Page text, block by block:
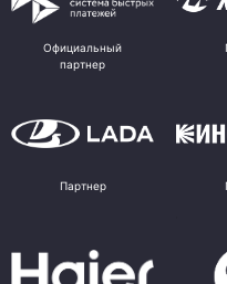
Официальный
партнер
Партнер